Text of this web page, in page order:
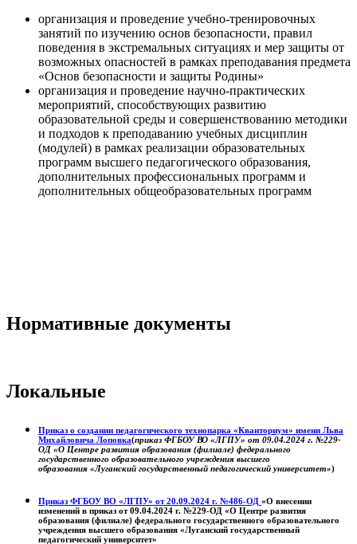
организация и проведение учебно-тренировочных
занятий по изучению основ безопасности, правил
поведения в экстремальных ситуациях и мер защиты от
возможных опасностей в рамках преподавания предмета
«Основ безопасности и защиты Родины»
организация и проведение научно-практических
мероприятий, способствующих развитию
образовательной среды и совершенствованию методики
и подходов к преподаванию учебных дисциплин
(модулей) в рамках реализации образовательных
программ высшего педагогического образования,
дополнительных профессиональных программ и
дополнительных общеобразовательных программ
Нормативные документы
Локальные
Приказ о создании педагогического технопарка «Кванториум» имени Льва
Михайловича Лоповка(приказ ФГБОУ ВО «ЛГПУ» от 09.04.2024 г. №229-
ОД «О Центре развития образования (филиале) федерального
государственного образовательного учреждения высшего
образования «Луганский государственный педагогический университет»)
Приказ ФГБОУ ВО «ЛГПУ» от 20.09.2024 г. №486-ОД «О внесении
изменений в приказ от 09.04.2024 г. №229-ОД «О Центре развития
образования (филиале) федерального государственного образовательного
учреждения высшего образования «Луганский государственный
педагогический университет»